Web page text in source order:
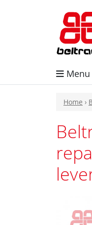
Menu
Home ›